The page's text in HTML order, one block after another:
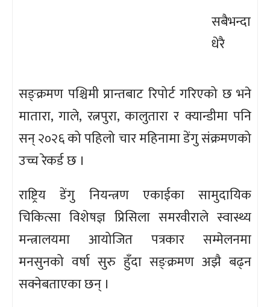
सबैभन्दा
धेरै
सङ्क्रमण पश्चिमी प्रान्तबाट रिपोर्ट गरिएको छ भने
मातारा, गाले, रत्नपुरा, कालुतारा र क्यान्डीमा पनि
सन् २०२६ को पहिलो चार महिनामा डेंगु संक्रमणको
उच्च रेकर्ड छ ।
राष्ट्रिय डेंगु नियन्त्रण एकाईका सामुदायिक
चिकित्सा विशेषज्ञ प्रिसिला समरवीराले स्वास्थ्य
मन्त्रालयमा आयोजित पत्रकार सम्मेलनमा
मनसुनको वर्षा सुरु हुँदा सङ्क्रमण अझै बढ्न
सक्नेबताएका छन् ।